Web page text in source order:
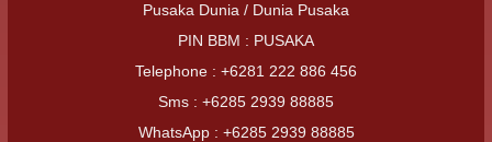
Pusaka Dunia / Dunia Pusaka
PIN BBM : PUSAKA
Telephone : +6281 222 886 456
Sms : +6285 2939 88885
WhatsApp : +6285 2939 88885